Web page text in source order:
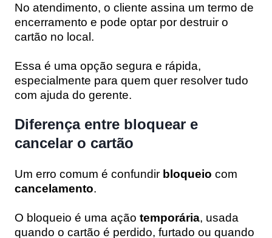
No atendimento, o cliente assina um termo de
encerramento e pode optar por destruir o
cartão no local.
Essa é uma opção segura e rápida,
especialmente para quem quer resolver tudo
com ajuda do gerente.
Diferença entre bloquear e
cancelar o cartão
Um erro comum é confundir bloqueio com
cancelamento.
O bloqueio é uma ação temporária, usada
quando o cartão é perdido, furtado ou quando